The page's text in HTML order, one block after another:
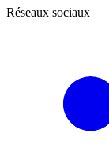
Réseaux sociaux